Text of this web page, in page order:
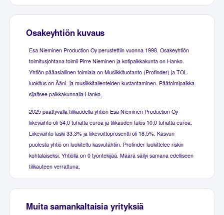
Osakeyhtiön kuvaus
Esa Nieminen Production Oy perustettiin vuonna 1998. Osakeyhtiön
toimitusjohtana toimii Pirre Nieminen ja kotipaikkakunta on Hanko.
Yhtiön pääasiallinen toimiala on Musiikkituotanto (Profinder) ja TOL-
luokitus on Ääni- ja musiikkitallenteiden kustantaminen. Päätoimipaikka
sijaitsee paikkakunnalla Hanko.
2025 päättyvällä tilikaudella yhtiön Esa Nieminen Production Oy
liikevaihto oli 54,0 tuhatta euroa ja tilikauden tulos 10,0 tuhatta euroa.
Liikevaihto laski 33,3% ja liikevoittoprosentti oli 18,5%. Kasvun
puolesta yhtiö on luokiteltu kasvutähtiin. Profinder luokittelee riskin
kohtalaiseksi. Yhtiöllä on 0 työntekijää. Määrä säilyi samana edelliseen
tilikauteen verrattuna.
Muita samankaltaisia yrityksiä